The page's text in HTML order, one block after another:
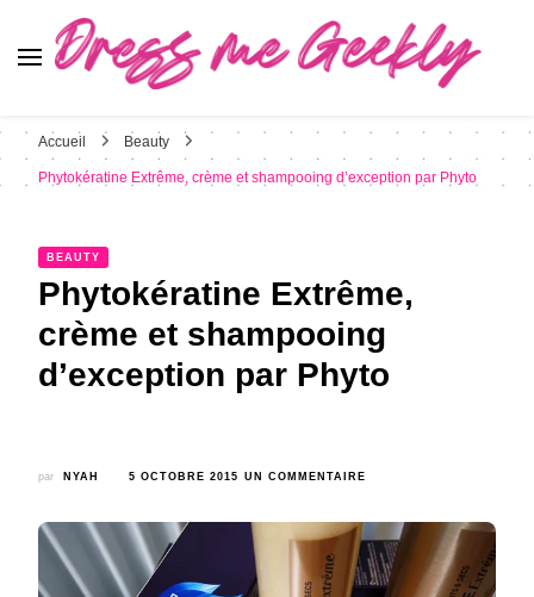
Accueil Beauty
Phytokératine Extrême, crème et shampooing d’exception par Phyto
BEAUTY
Phytokératine Extrême,
crème et shampooing
d’exception par Phyto
par NYAH 5 OCTOBRE 2015 UN COMMENTAIRE
CRÈME
ET
SHAMPOOING
D’EXCEPTION